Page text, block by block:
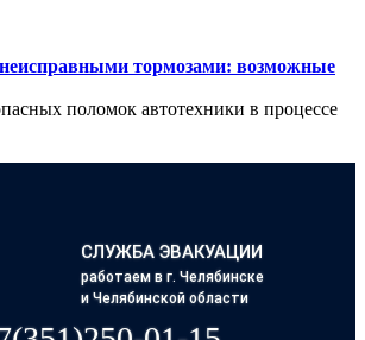
тормозами: возможные
поломок автотехники в процессе
СЛУЖБА ЭВАКУАЦИИ
работаем в г. Челябинске
и Челябинской области